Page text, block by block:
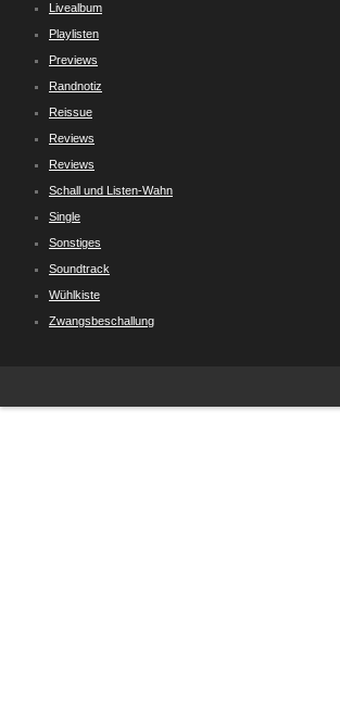
Livealbum
Playlisten
Previews
Randnotiz
Reissue
Reviews
Reviews
Schall und Listen-Wahn
Single
Sonstiges
Soundtrack
Wühlkiste
Zwangsbeschallung